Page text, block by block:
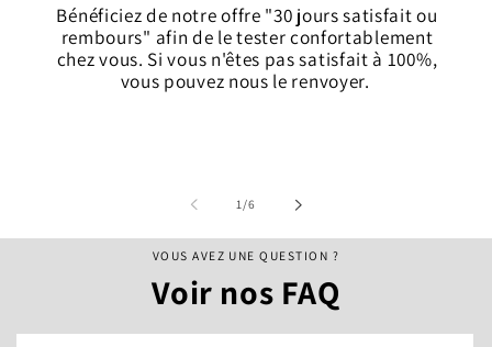
Bénéficiez de notre offre "30 jours satisfait ou
rembours" afin de le tester confortablement
chez vous. Si vous n'êtes pas satisfait à 100%,
vous pouvez nous le renvoyer.
1/van
6
VOUS AVEZ UNE QUESTION ?
Voir nos FAQ